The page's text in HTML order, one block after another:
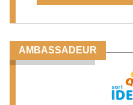
AMBASSADEUR